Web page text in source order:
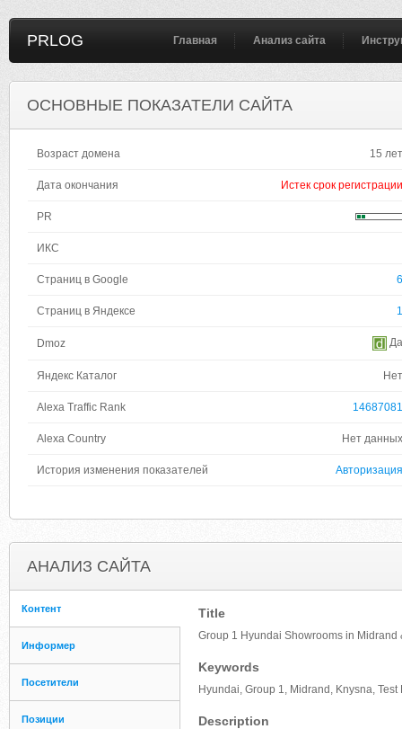
PRLOG Главная Анализ сайта
ОСНОВНЫЕ ПОКАЗАТЕЛИ САЙТА
Возраст домена 15 лет
Дата окончания Истек срок регистрации
PR
ИКС
Страниц в Google 6
Страниц в Яндексе 1
Dmoz Да
Яндекс Каталог Нет
Alexa Traffic Rank 14687081
Alexa Country Нет данных
История изменения показателей Авторизация
АНАЛИЗ САЙТА
Контент
Информер
Посетители
Позиции
Title
Group 1 Hyundai Showrooms in Midrand
Keywords
Hyundai, Group 1, Midrand, Knysna,
Description